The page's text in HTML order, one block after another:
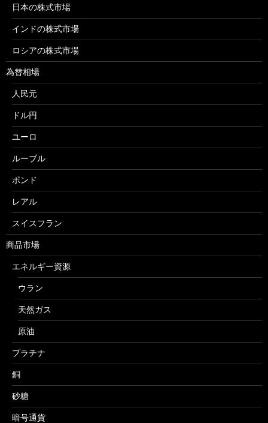
日本の株式市場
インドの株式市場
ロシアの株式市場
為替相場
人民元
ドル円
ユーロ
ルーブル
ポンド
レアル
スイスフラン
商品市場
エネルギー資源
ウラン
天然ガス
原油
プラチナ
銅
砂糖
暗号通貨